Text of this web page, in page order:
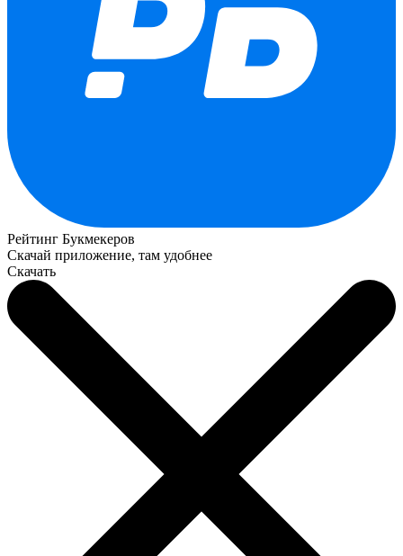
Рейтинг Букмекеров
Скачай приложение, там удобнее
Скачать